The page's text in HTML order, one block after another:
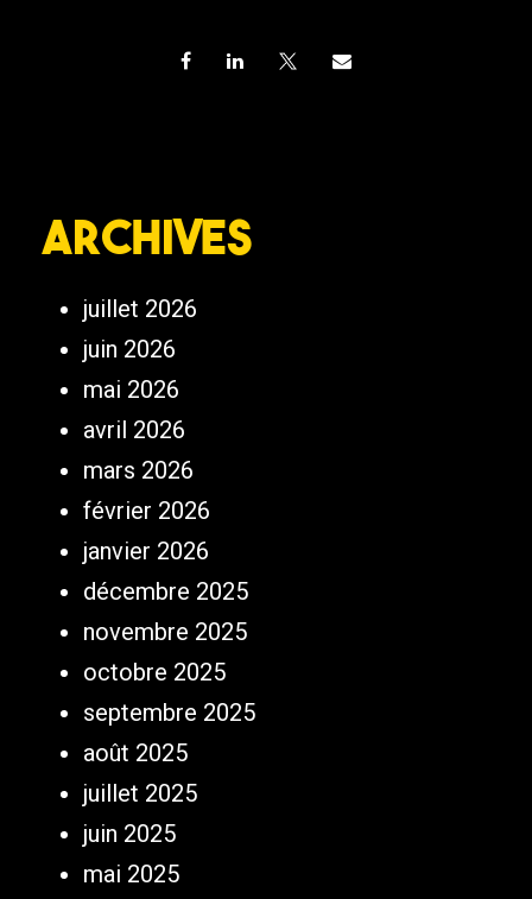
Archives
juillet 2026
juin 2026
mai 2026
avril 2026
mars 2026
février 2026
janvier 2026
décembre 2025
novembre 2025
octobre 2025
septembre 2025
août 2025
juillet 2025
juin 2025
mai 2025